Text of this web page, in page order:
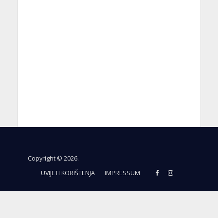
Copyright © 2026.
UVIJETI KORIŠTENJA
IMPRESSUM